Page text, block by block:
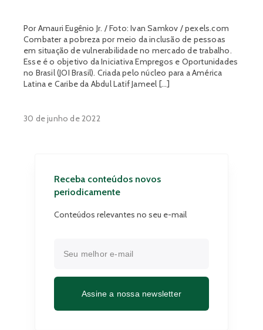
Por Amauri Eugênio Jr. / Foto: Ivan Samkov / pexels.com
Combater a pobreza por meio da inclusão de pessoas
em situação de vulnerabilidade no mercado de trabalho.
Esse é o objetivo da Iniciativa Empregos e Oportunidades
no Brasil (JOI Brasil). Criada pelo núcleo para a América
Latina e Caribe da Abdul Latif Jameel […]
30 de junho de 2022
Receba conteúdos novos
periodicamente
Conteúdos relevantes no seu e-mail
Assine a nossa newsletter